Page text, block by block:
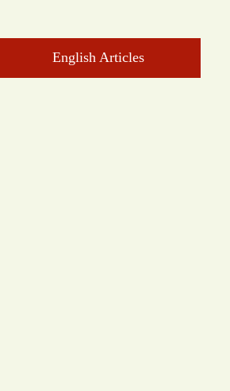
English Articles